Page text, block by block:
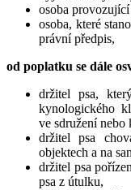
osoba
osoba, které
právní předpis,
od poplatku se dále
držitel psa,
kynologického
ve sdružení nebo
držitel psa
objektech a na
držitel psa
psa z útulku,